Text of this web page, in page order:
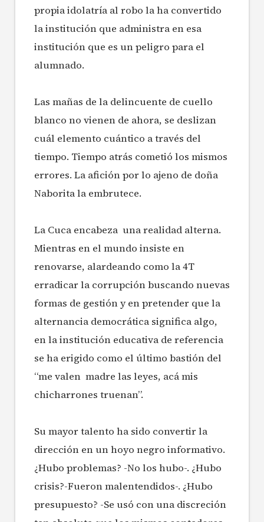
propia idolatría al robo la ha convertido
la institución que administra en esa
institución que es un peligro para el
alumnado.
Las mañas de la delincuente de cuello
blanco no vienen de ahora, se deslizan
cuál elemento cuántico a través del
tiempo. Tiempo atrás cometió los mismos
errores. La afición por lo ajeno de doña
Naborita la embrutece.
La Cuca encabeza una realidad alterna.
Mientras en el mundo insiste en
renovarse, alardeando como la 4T
erradicar la corrupción buscando nuevas
formas de gestión y en pretender que la
alternancia democrática significa algo,
en la institución educativa de referencia
se ha erigido como el último bastión del
“me valen madre las leyes, acá mis
chicharrones truenan”.
Su mayor talento ha sido convertir la
dirección en un hoyo negro informativo.
¿Hubo problemas? -No los hubo-. ¿Hubo
crisis?-Fueron malentendidos-. ¿Hubo
presupuesto? -Se usó con una discreción